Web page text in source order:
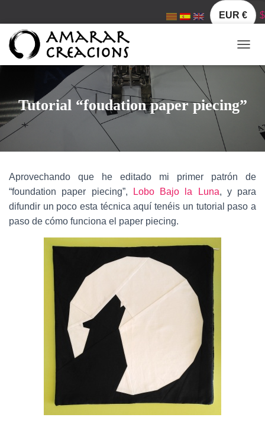
EUR € $
A
I
D
E
A
Tutorial “foudation paper piecing”
Aprovechando que he editado mi primer patrón de
“foundation paper piecing”,
Lobo Bajo la Luna, y para
difundir un poco esta técnica aquí tenéis un tutorial paso a
paso de cómo funciona el paper piecing.